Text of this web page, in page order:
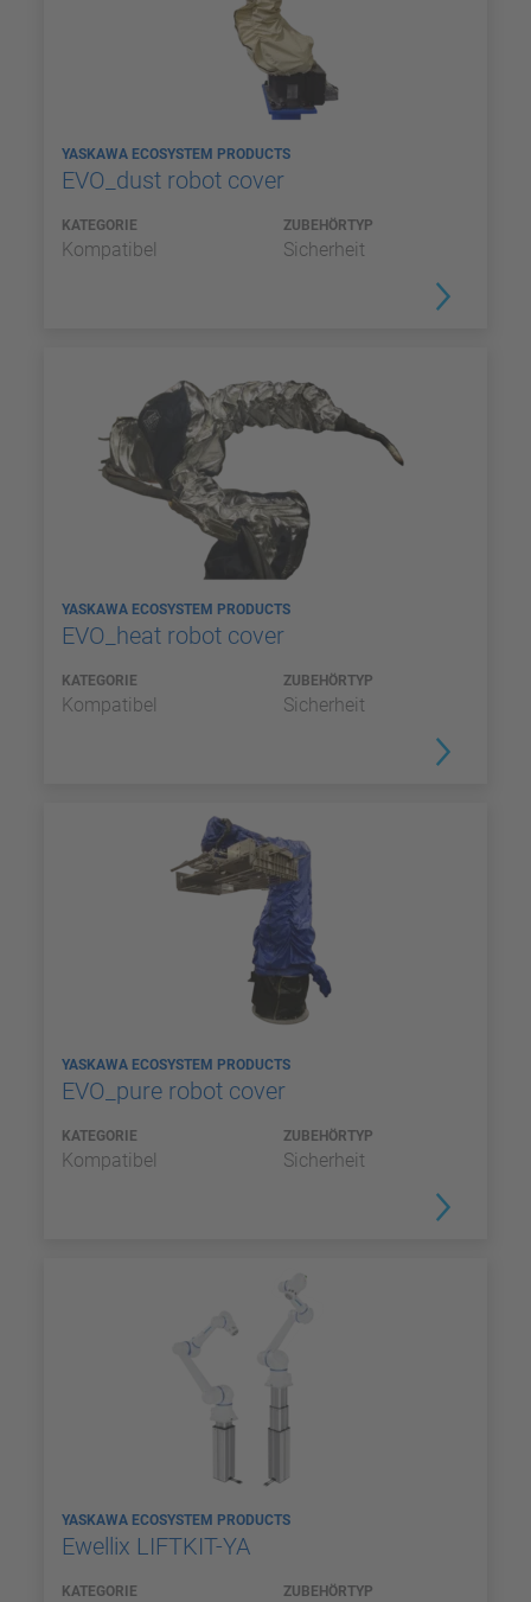
YASKAWA ECOSYSTEM PRODUCTS
EVO_dust robot cover
KATEGORIE
Kompatibel
ZUBEHÖRTYP
Sicherheit
YASKAWA ECOSYSTEM PRODUCTS
EVO_heat robot cover
KATEGORIE
Kompatibel
ZUBEHÖRTYP
Sicherheit
YASKAWA ECOSYSTEM PRODUCTS
EVO_pure robot cover
KATEGORIE
Kompatibel
ZUBEHÖRTYP
Sicherheit
YASKAWA ECOSYSTEM PRODUCTS
Ewellix LIFTKIT-YA
KATEGORIE ZUBEHÖRTYP